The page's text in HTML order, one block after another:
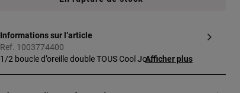
Informations sur l’article
Ref. 1003774400
1/2 boucle d’oreille double TOUS Cool JoyAfficher plus